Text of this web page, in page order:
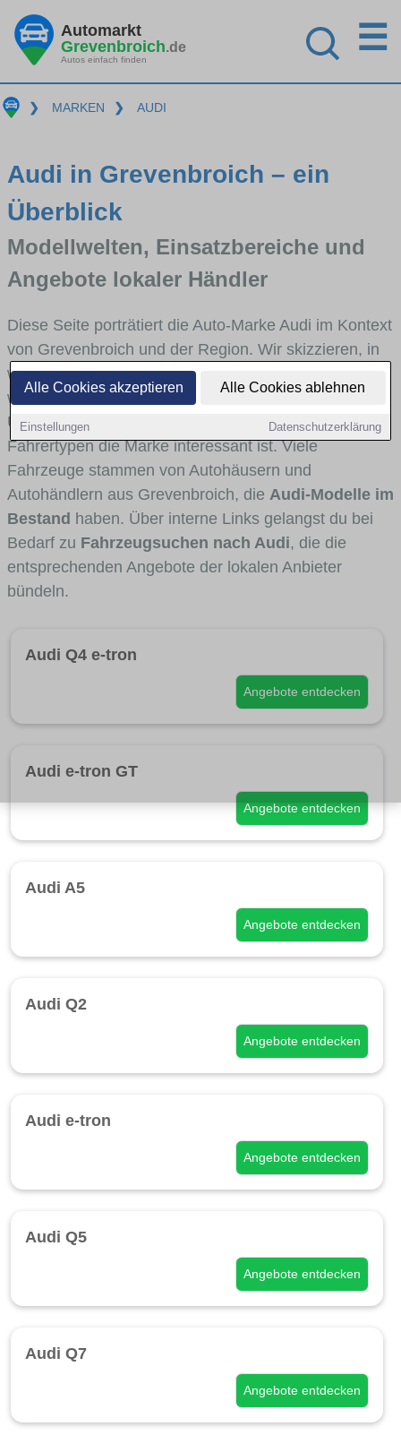
Alle Cookies akzeptieren Alle Cookies ablehnen
Einstellungen Datenschutzerklärung
Automarkt
Grevenbroich.de
Autos einfach finden
☰
❯ MARKEN ❯ AUDI
Audi in Grevenbroich – ein
Überblick
Modellwelten, Einsatzbereiche und
Angebote lokaler Händler
Diese Seite porträtiert die Auto-Marke Audi im Kontext
von Grevenbroich und der Region. Wir skizzieren, in
welchen Fahrzeugklassen Audi stark vertreten ist,
welche Modellreihen häufig im Stadt- und
Umlandverkehr zu sehen sind und für welche
Fahrertypen die Marke interessant ist. Viele
Fahrzeuge stammen von Autohäusern und
Autohändlern aus Grevenbroich, die Audi-Modelle im
Bestand haben. Über interne Links gelangst du bei
Bedarf zu Fahrzeugsuchen nach Audi, die die
entsprechenden Angebote der lokalen Anbieter
bündeln.
Audi Q4 e-tron
Angebote entdecken
Audi e-tron GT
Angebote entdecken
Audi A5
Angebote entdecken
Audi Q2
Angebote entdecken
Audi e-tron
Angebote entdecken
Audi Q5
Angebote entdecken
Audi Q7
Angebote entdecken